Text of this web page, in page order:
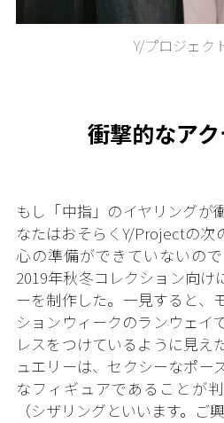
Y/プロジェク
衝撃的なア
もし「中指」のイヤリングが
なたはおそらくY/Projectの次
心の準備ができていないの
2019年秋冬コレクション向け
ーを制作した。一見すると、
ションウィークのランウェイ
レスをつけているように見え
ュエリーは、セクシーなポー
なフィギュアであることが
（シザリングといいます。ご